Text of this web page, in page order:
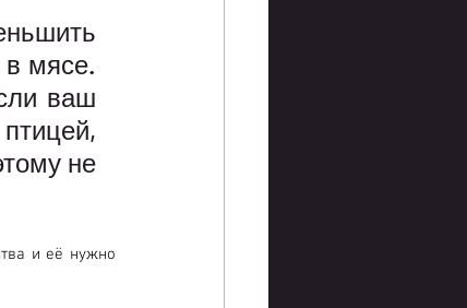
в мясе.
ваш
не
и её нужно